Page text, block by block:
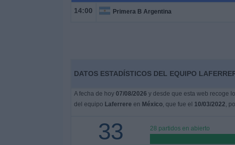
14:00 Primera B Argentina
DATOS ESTADÍSTICOS DEL EQUIPO
A fecha de hoy 07/08/2026 y desde que esta web recoge
del equipo Laferrere en México, que fue el 10/03/2022,
33
28 partidos en abierto